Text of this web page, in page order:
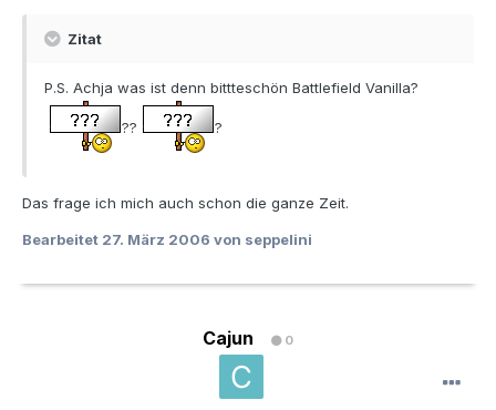
Zitat
P.S. Achja was ist denn bittteschön Battlefield Vanilla?
?? ?
Das frage ich mich auch schon die ganze Zeit.
Bearbeitet 27. März 2006 von seppelini
Cajun 0